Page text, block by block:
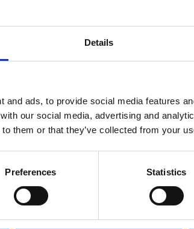
Details
and ads, to provide social media features
our social media, advertising and
them or that they’ve collected from your
Preferences Statistics
prin spirit de echipă, determinare și
cei dragi, iar Noul An să vină cu